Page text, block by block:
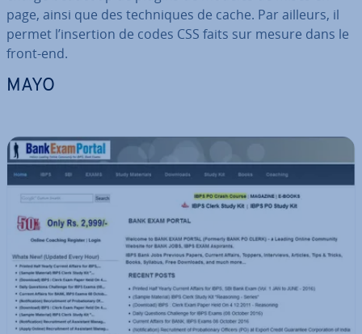
page, ainsi que des tech­niques de cache. Par ailleurs, il
permet l’insertion de codes CSS faits sur mesure dans le
front-end.
MAYO